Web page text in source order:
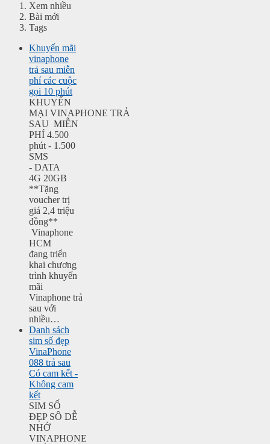
Xem nhiều
Bài mới
Tags
Khuyến mãi
vinaphone
trả sau miễn
phí các cuộc
gọi 10 phút
KHUYẾN
MẠI VINAPHONE TRẢ
SAU MIỄN
PHÍ 4.500
phút - 1.500
SMS
- DATA
4G 20GB
**Tặng
voucher trị
giá 2,4 triệu
đồng**
Vinaphone
HCM
đang triển
khai chương
trình khuyến
mãi
Vinaphone trả
sau với
nhiều…
Danh sách
sim số đẹp
VinaPhone
088 trả sau
Có cam kết -
Không cam
kết
SIM SỐ
ĐẸP SÔ DỄ
NHỚ
VINAPHONE